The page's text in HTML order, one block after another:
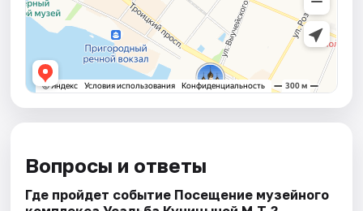
Вопросы и ответы
Где пройдет событие Посещение музейного